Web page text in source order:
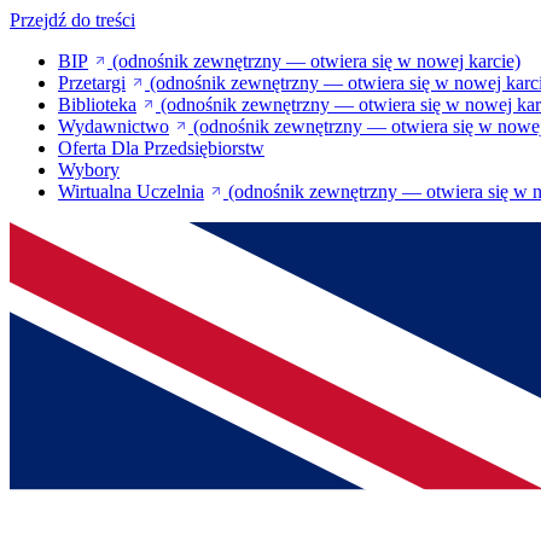
Przejdź do treści
BIP
(odnośnik zewnętrzny — otwiera się w nowej karcie)
Przetargi
(odnośnik zewnętrzny — otwiera się w nowej
Biblioteka
(odnośnik zewnętrzny — otwiera się w nowej
Wydawnictwo
(odnośnik zewnętrzny — otwiera się w
Oferta Dla Przedsiębiorstw
Wybory
Wirtualna Uczelnia
(odnośnik zewnętrzny — otwiera się w